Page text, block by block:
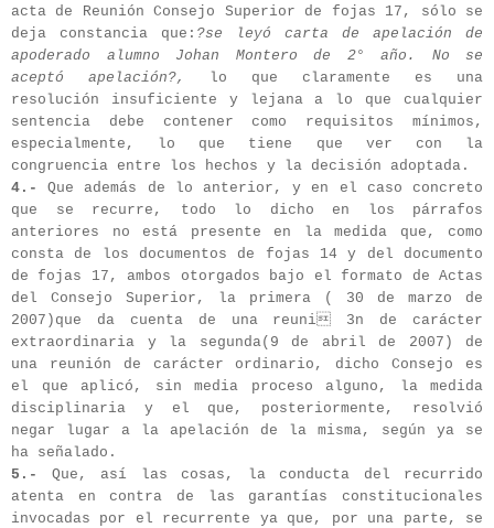
acta de Reunión Consejo Superior de fojas 17, sólo se
deja constancia que: ?se leyó carta de apelación de
apoderado alumno Johan Montero de 2° año. No se
aceptó apelación?,
lo que claramente es una
resolución insuficiente y lejana a lo que cualquier
sentencia debe contener como requisitos mínimos,
especialmente, lo que tiene que ver con la
congruencia entre los hechos y la decisión adoptada.
4.-
Que además de lo anterior, y en el caso concreto
que se recurre, todo lo dicho en los párrafos
anteriores no está presente en la medida que, como
consta de los documentos de fojas 14 y del documento
de fojas 17, ambos otorgados bajo el formato de Actas
del Consejo Superior, la primera ( 30 de marzo de
2007)que da cuenta de una reuni 3n de carácter
extraordinaria y la segunda(9 de abril de 2007) de
una reunión de carácter ordinario, dicho Consejo es
el que aplicó, sin media proceso alguno, la medida
disciplinaria y el que, posteriormente, resolvió
negar lugar a la apelación de la misma, según ya se
ha señalado.
5.-
Que, así las cosas, la conducta del recurrido
atenta en contra de las garantías constitucionales
invocadas por el recurrente ya que, por una parte, se